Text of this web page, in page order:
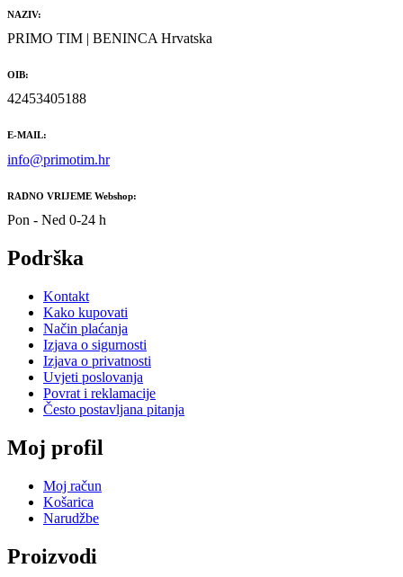
NAZIV:
PRIMO TIM | BENINCA Hrvatska
OIB:
42453405188
E-MAIL:
info@primotim.hr
RADNO VRIJEME Webshop:
Pon - Ned 0-24 h
Podrška
Kontakt
Kako kupovati
Način plaćanja
Izjava o sigurnosti
Izjava o privatnosti
Uvjeti poslovanja
Povrat i reklamacije
Često postavljana pitanja
Moj profil
Moj račun
Košarica
Narudžbe
Proizvodi